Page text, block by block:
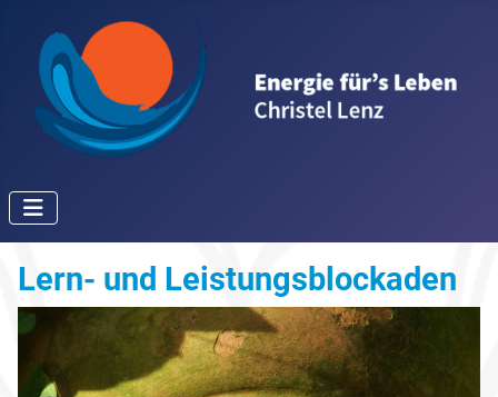
Lern- und Leistungsblockaden